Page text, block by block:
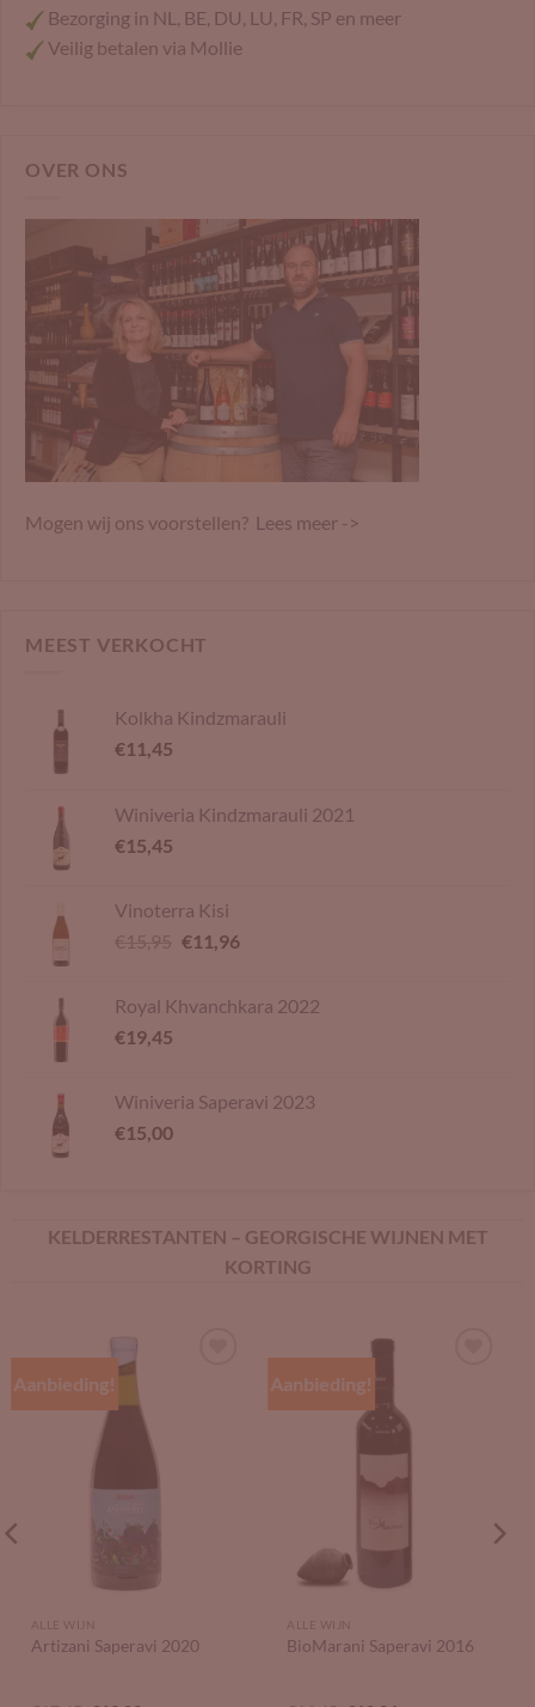
Bezorging in NL, BE, DU, LU, FR, SP en meer
Veilig betalen via Mollie
OVER ONS
Mogen wij ons voorstellen? Lees meer ->
MEEST VERKOCHT
Kolkha Kindzmarauli
€11,45
Winiveria Kindzmarauli 2021
€15,45
Vinoterra Kisi
€ 15,95 Oorspronkelijke
€15,95.
€11,96Huidige
€11,96.
Royal Khvanchkara 2022
€19,45
Winiveria Saperavi 2023
€15,00
KELDERRESTANTEN – GEORGISCHE WIJNEN MET
KORTING
Aanbieding!
ALLE WIJN
Artizani Saperavi 2020
Aanbieding!
ALLE WIJN
BioMarani Saperavi 2016